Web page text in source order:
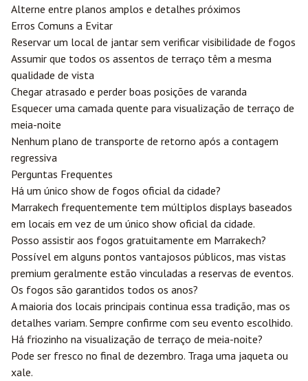
Alterne entre planos amplos e detalhes próximos
Erros Comuns a Evitar
Reservar um local de jantar sem verificar visibilidade de fogos
Assumir que todos os assentos de terraço têm a mesma
qualidade de vista
Chegar atrasado e perder boas posições de varanda
Esquecer uma camada quente para visualização de terraço de
meia-noite
Nenhum plano de transporte de retorno após a contagem
regressiva
Perguntas Frequentes
Há um único show de fogos oficial da cidade?
Marrakech frequentemente tem múltiplos displays baseados
em locais em vez de um único show oficial da cidade.
Posso assistir aos fogos gratuitamente em Marrakech?
Possível em alguns pontos vantajosos públicos, mas vistas
premium geralmente estão vinculadas a reservas de eventos.
Os fogos são garantidos todos os anos?
A maioria dos locais principais continua essa tradição, mas os
detalhes variam. Sempre confirme com seu evento escolhido.
Há friozinho na visualização de terraço de meia-noite?
Pode ser fresco no final de dezembro. Traga uma jaqueta ou
xale.